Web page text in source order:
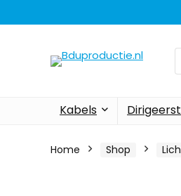
Kabels
Home Shop